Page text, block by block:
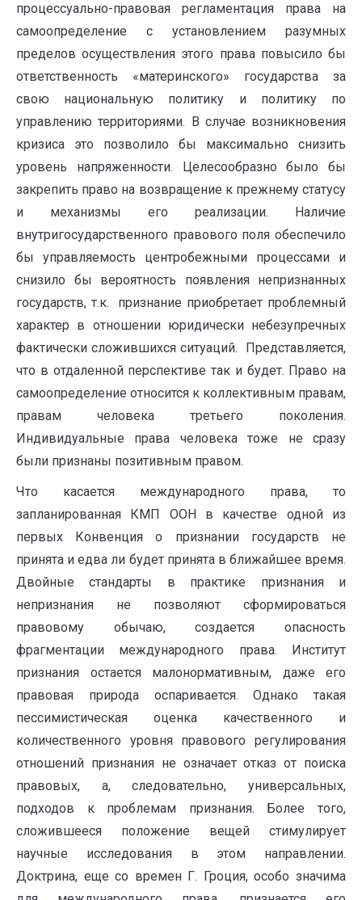
процессуально-правовая регламентация права на
самоопределение с установлением разумных
пределов осуществления этого права повысило бы
ответственность «материнского» государства за
свою национальную политику и политику по
управлению территориями. В случае возникновения
кризиса это позволило бы максимально снизить
уровень напряженности. Целесообразно было бы
закрепить право на возвращение к прежнему статусу
и механизмы его реализации. Наличие
внутригосударственного правового поля обеспечило
бы управляемость центробежными процессами и
снизило бы вероятность появления непризнанных
государств, т.к. признание приобретает проблемный
характер в отношении юридически небезупречных
фактически сложившихся ситуаций. Представляется,
что в отдаленной перспективе так и будет. Право на
самоопределение относится к коллективным правам,
правам человека третьего поколения.
Индивидуальные права человека тоже не сразу
были признаны позитивным правом.
Что касается международного права, то
запланированная КМП ООН в качестве одной из
первых Конвенция о признании государств не
принята и едва ли будет принята в ближайшее время.
Двойные стандарты в практике признания и
непризнания не позволяют сформироваться
правовому обычаю, создается опасность
фрагментации международного права. Институт
признания остается малонормативным, даже его
правовая природа оспаривается. Однако такая
пессимистическая оценка качественного и
количественного уровня правового регулирования
отношений признания не означает отказ от поиска
правовых, а, следовательно, универсальных,
подходов к проблемам признания. Более того,
сложившееся положение вещей стимулирует
научные исследования в этом направлении.
Доктрина, еще со времен Г. Гроция, особо значима